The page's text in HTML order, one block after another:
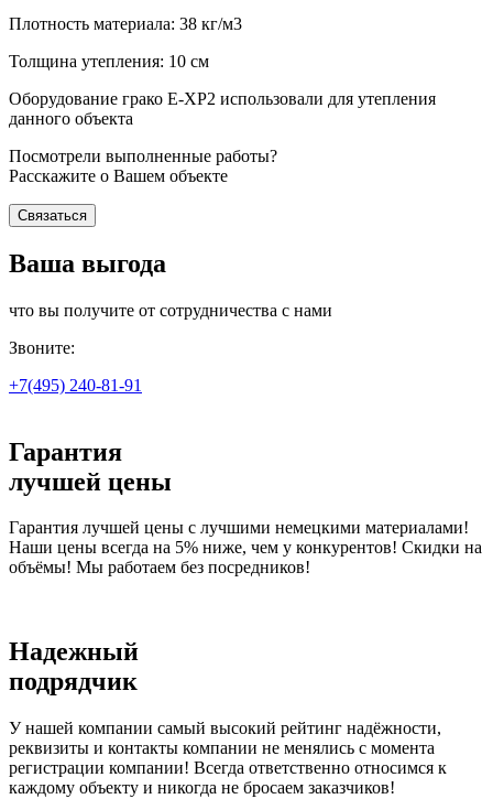
Плотность материала: 38 кг/м3
Толщина утепления: 10 см
Оборудование грако Е-ХР2 использовали для утепления
данного объекта
Посмотрели выполненные работы?
Расскажите о Вашем объекте
Связаться
Ваша выгода
что вы получите от сотрудничества с нами
Звоните:
+7(495) 240-81-91
Гарантия
лучшей цены
Гарантия лучшей цены с лучшими немецкими материалами!
Наши цены всегда на 5% ниже, чем у конкурентов! Скидки на
объёмы! Мы работаем без посредников!
Надежный
подрядчик
У нашей компании самый высокий рейтинг надёжности,
реквизиты и контакты компании не менялись с момента
регистрации компании! Всегда ответственно относимся к
каждому объекту и никогда не бросаем заказчиков!